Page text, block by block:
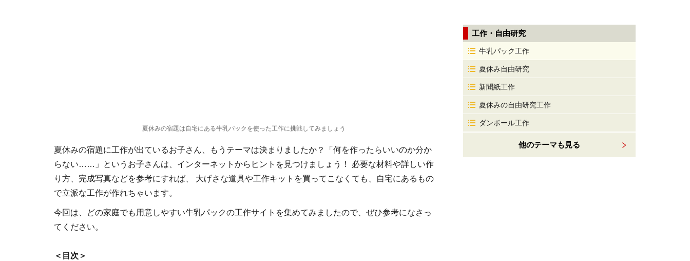
夏休みの宿題は自宅にある牛乳パックを使った工作に挑戦してみましょう
夏休みの宿題に工作が出ているお子さん、もうテーマは決まりましたか？「何を作ったらいいのか分か
らない……」というお子さんは、インターネットからヒントを見つけましょう！ 必要な材料や詳しい作
り方、完成写真などを参考にすれば、 大げさな道具や工作キットを買ってこなくても、自宅にあるもの
で立派な工作が作れちゃいます。
今回は、どの家庭でも用意しやすい牛乳パックの工作サイトを集めてみましたので、ぜひ参考になさっ
てください。
＜目次＞
工作・自由研究
牛乳パック工作
夏休み自由研究
新聞紙工作
夏休みの自由研究工作
ダンボール工作
他のテーマも見る